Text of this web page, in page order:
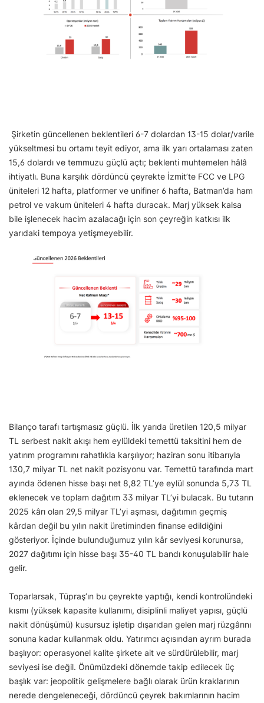
Şirketin güncellenen beklentileri 6-7 dolardan 13-15 dolar/varile
yükseltmesi bu ortamı teyit ediyor, ama ilk yarı ortalaması zaten
15,6 dolardı ve temmuzu güçlü açtı; beklenti muhtemelen hâlâ
ihtiyatlı. Buna karşılık dördüncü çeyrekte İzmit’te FCC ve LPG
üniteleri 12 hafta, platformer ve unifiner 6 hafta, Batman’da ham
petrol ve vakum üniteleri 4 hafta duracak. Marj yüksek kalsa
bile işlenecek hacim azalacağı için son çeyreğin katkısı ilk
yarıdaki tempoya yetişmeyebilir.
Bilanço tarafı tartışmasız güçlü. İlk yarıda üretilen 120,5 milyar
TL serbest nakit akışı hem eylüldeki temettü taksitini hem de
yatırım programını rahatlıkla karşılıyor; haziran sonu itibarıyla
130,7 milyar TL net nakit pozisyonu var. Temettü tarafında mart
ayında ödenen hisse başı net 8,82 TL’ye eylül sonunda 5,73 TL
eklenecek ve toplam dağıtım 33 milyar TL’yi bulacak. Bu tutarın
2025 kârı olan 29,5 milyar TL’yi aşması, dağıtımın geçmiş
kârdan değil bu yılın nakit üretiminden finanse edildiğini
gösteriyor. İçinde bulunduğumuz yılın kâr seviyesi korunursa,
2027 dağıtımı için hisse başı 35-40 TL bandı konuşulabilir hale
gelir.
Toparlarsak, Tüpraş’ın bu çeyrekte yaptığı, kendi kontrolündeki
kısmı (yüksek kapasite kullanımı, disiplinli maliyet yapısı, güçlü
nakit dönüşümü) kusursuz işletip dışarıdan gelen marj rüzgârını
sonuna kadar kullanmak oldu. Yatırımcı açısından ayrım burada
başlıyor: operasyonel kalite şirkete ait ve sürdürülebilir, marj
seviyesi ise değil. Önümüzdeki dönemde takip edilecek üç
başlık var: jeopolitik gelişmelere bağlı olarak ürün kraklarının
nerede dengeleneceği, dördüncü çeyrek bakımlarının hacim